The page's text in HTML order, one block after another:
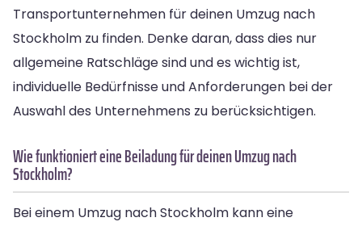
Transportunternehmen für deinen Umzug nach
Stockholm zu finden. Denke daran, dass dies nur
allgemeine Ratschläge sind und es wichtig ist,
individuelle Bedürfnisse und Anforderungen bei der
Auswahl des Unternehmens zu berücksichtigen.
Wie funktioniert eine Beiladung für deinen Umzug nach
Stockholm?
Bei einem Umzug nach Stockholm kann eine